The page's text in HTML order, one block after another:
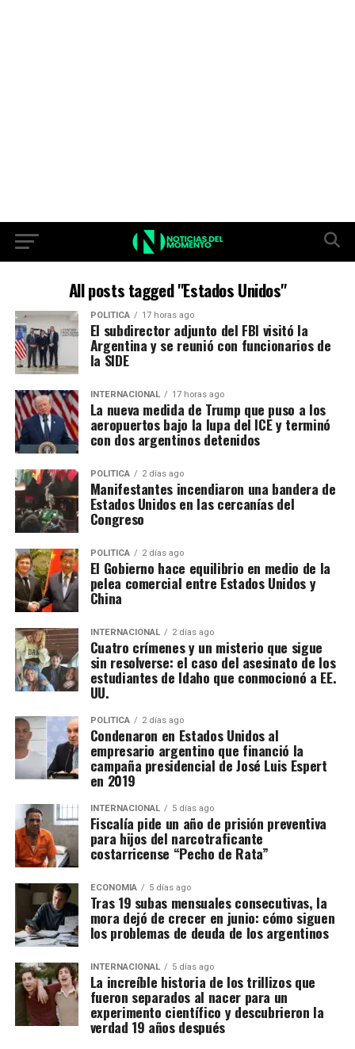
All posts tagged "Estados Unidos"
POLITICA 17 horas ago
El subdirector adjunto del FBI visitó la
Argentina y se reunió con funcionarios de
la SIDE
INTERNACIONAL 17 horas ago
La nueva medida de Trump que puso a los
aeropuertos bajo la lupa del ICE y terminó
con dos argentinos detenidos
POLITICA 2 días ago
Manifestantes incendiaron una bandera de
Estados Unidos en las cercanías del
Congreso
POLITICA 2 días ago
El Gobierno hace equilibrio en medio de la
pelea comercial entre Estados Unidos y
China
INTERNACIONAL 2 días ago
Cuatro crímenes y un misterio que sigue
sin resolverse: el caso del asesinato de los
estudiantes de Idaho que conmocionó a EE.
UU.
POLITICA 2 días ago
Condenaron en Estados Unidos al
empresario argentino que financió la
campaña presidencial de José Luis Espert
en 2019
INTERNACIONAL 5 días ago
Fiscalía pide un año de prisión preventiva
para hijos del narcotraficante
costarricense “Pecho de Rata”
ECONOMIA 5 días ago
Tras 19 subas mensuales consecutivas, la
mora dejó de crecer en junio: cómo siguen
los problemas de deuda de los argentinos
INTERNACIONAL 5 días ago
La increíble historia de los trillizos que
fueron separados al nacer para un
experimento científico y descubrieron la
verdad 19 años después